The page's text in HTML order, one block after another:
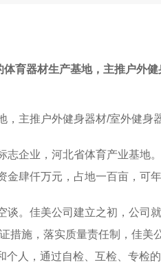
育器材生产基地，主推户外
主推户外健身器材/室外健身
企业，河北省体育产业基地
肆仟万元，占地一百亩，可
。佳美公司建立之初，公司
措施，落实质量责任制，佳
人，通过自检、互检、专检